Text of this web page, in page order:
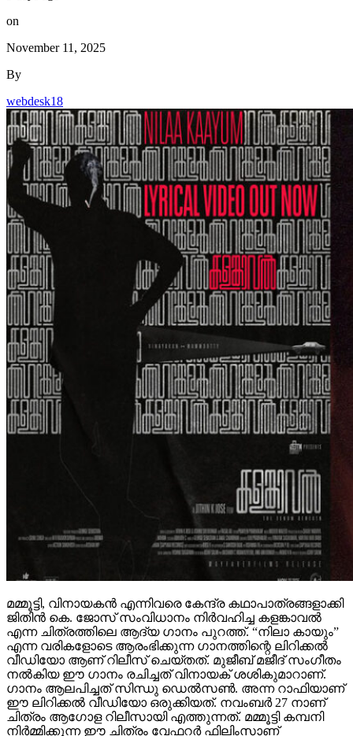
on
November 11, 2025
By
webdesk18
മമ്മൂട്ടി, വിനായകൻ എന്നിവരെ കേന്ദ്ര കഥാപാത്രങ്ങളാക്കി
ജിതിൻ കെ. ജോസ് സംവിധാനം നിർവഹിച്ച കളങ്കാവൽ
എന്ന ചിത്രത്തിലെ ആദ്യ ഗാനം പുറത്ത്. “നിലാ കായും”
എന്ന വരികളോടെ ആരംഭിക്കുന്ന ഗാനത്തിന്റെ ലിറിക്കൽ
വീഡിയോ ആണ് റിലീസ് ചെയ്തത്. മുജീബ് മജീദ് സംഗീതം
നൽകിയ ഈ ഗാനം രചിച്ചത് വിനായക് ശശികുമാറാണ്.
ഗാനം ആലപിച്ചത് സിന്ധു ഡെൽസൺ. അന്ന റാഫിയാണ്
ഈ ലിറിക്കൽ വീഡിയോ ഒരുക്കിയത്. നവംബർ 27 നാണ്
ചിത്രം ആഗോള റിലീസായി എത്തുന്നത്. മമ്മൂട്ടി കമ്പനി
നിർമ്മിക്കുന്ന ഈ ചിത്രം വേഫറർ ഫിലിംസാണ്